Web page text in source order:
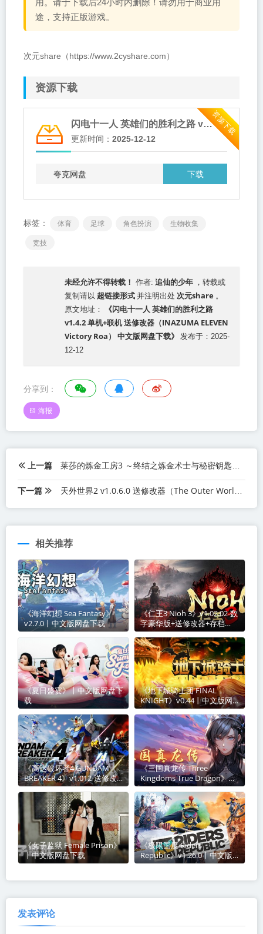
途，支持正版游戏。
次元share（https://www.2cyshare.com）
资源下载
资源下载
闪电十一人 英雄们的胜利之路 v1.4.2 单机+联机 送修改器（INAZUMA ELEVEN Victory Roa）
更新时间： 2025-12-12
下载
夸克网盘
标签： 体育 足球 角色扮演
生物收集
竞技
未经允许不得转载！ 作者: 追仙的少年 ，转载或
复制请以 超链接形式 并注明出处 次元share 。
原文地址：
《闪电十一人 英雄们的胜利之路
v1.4.2 单机+联机 送修改器（INAZUMA ELEVEN
Victory Roa） 中文版网盘下载》
发布于：2025-
12-12
分享到：
海报
上一篇 莱莎的炼金工房3 ～终结之炼金术士与秘密钥匙～ DX v1.00（Atelier Ryza 3: Alchemist of the End and the Secret Key DX） 中文版网盘下载
下一篇 天外世界2 v1.0.6.0 送修改器（The Outer Worlds 2） 中文版网盘下载
相关推荐
《海洋幻想 Sea Fantasy》
v2.7.0丨中文版网盘下载
《仁王3 Nioh 3》v1.02.02-数
字豪华版+送修改器+存档
【单机+联机】丨中文版网盘
下载
《夏日盛宴》丨中文版网盘下
载
《地下城骑士团 FINAL
KNIGHT》v0.44丨中文版网
盘下载
《高达破坏者4 GUNDAM
BREAKER 4》v1.012-送修改
器【PC/手机双端】丨中文版
网盘下载
《三国真龙传 Three
Kingdoms True Dragon》
v4.02丨中文版网盘下载
《女子监狱 Female Prison》
丨中文版网盘下载
《极限国度 Riders
Republic》v1.26.0丨中文版
网盘下载
发表评论